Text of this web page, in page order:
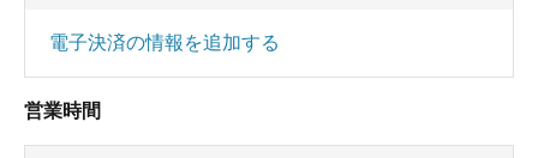
電子決済の情報を追加する
営業時間